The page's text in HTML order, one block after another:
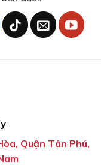
Quận Tân Phú,